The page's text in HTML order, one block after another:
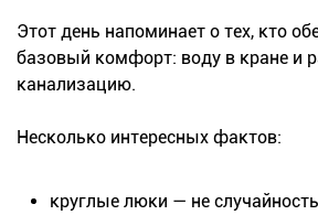
Этот день напоминает о тех, кто
базовый комфорт: воду в кране и
канализацию.
Несколько интересных фактов:
круглые люки — не